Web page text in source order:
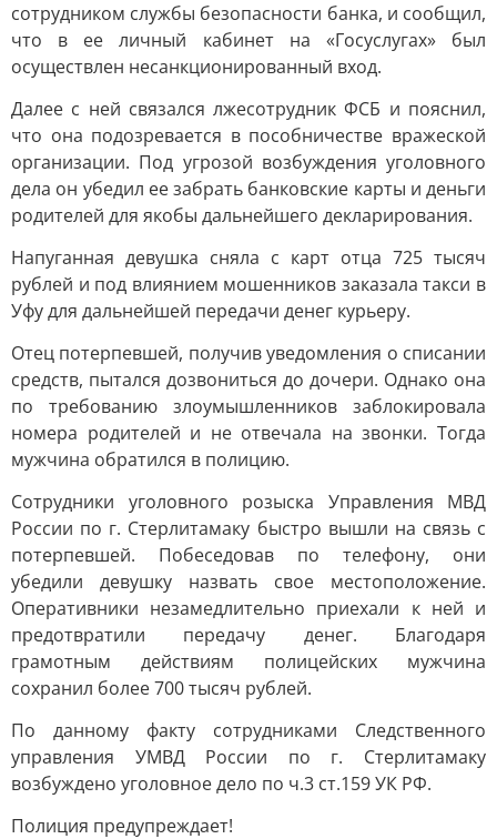
сотрудником службы безопасности банка, и сообщил,
что в ее личный кабинет на «Госуслугах» был
осуществлен несанкционированный вход.
Далее с ней связался лжесотрудник ФСБ и пояснил,
что она подозревается в пособничестве вражеской
организации. Под угрозой возбуждения уголовного
дела он убедил ее забрать банковские карты и деньги
родителей для якобы дальнейшего декларирования.
Напуганная девушка сняла с карт отца 725 тысяч
рублей и под влиянием мошенников заказала такси в
Уфу для дальнейшей передачи денег курьеру.
Отец потерпевшей, получив уведомления о списании
средств, пытался дозвониться до дочери. Однако она
по требованию злоумышленников заблокировала
номера родителей и не отвечала на звонки. Тогда
мужчина обратился в полицию.
Сотрудники уголовного розыска Управления МВД
России по г. Стерлитамаку быстро вышли на связь с
потерпевшей. Побеседовав по телефону, они
убедили девушку назвать свое местоположение.
Оперативники незамедлительно приехали к ней и
предотвратили передачу денег. Благодаря
грамотным действиям полицейских мужчина
сохранил более 700 тысяч рублей.
По данному факту сотрудниками Следственного
управления УМВД России по г. Стерлитамаку
возбуждено уголовное дело по ч.3 ст.159 УК РФ.
Полиция предупреждает!